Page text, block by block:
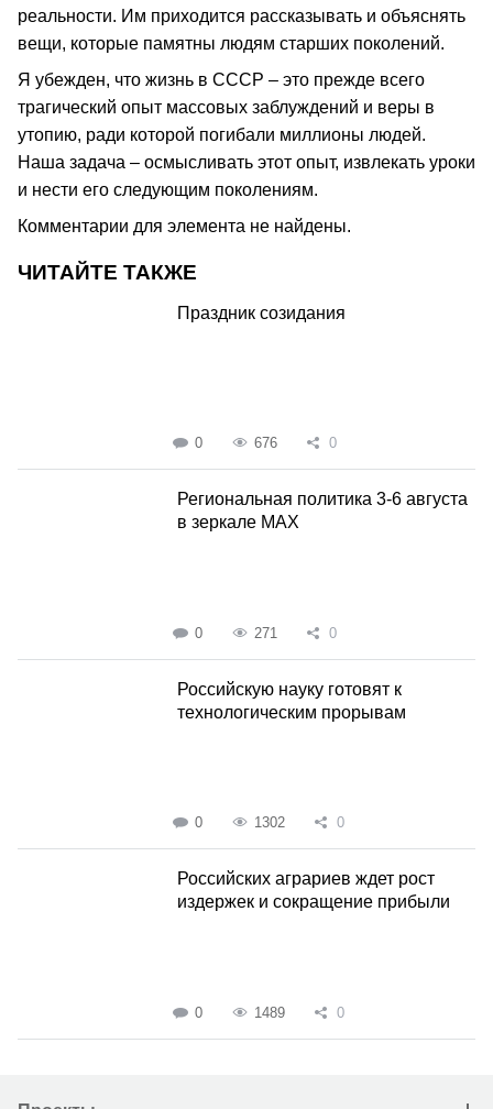
реальности. Им приходится рассказывать и объяснять
вещи, которые памятны людям старших поколений.
Я убежден, что жизнь в СССР – это прежде всего
трагический опыт массовых заблуждений и веры в
утопию, ради которой погибали миллионы людей.
Наша задача – осмысливать этот опыт, извлекать уроки
и нести его следующим поколениям.
Комментарии для элемента не найдены.
ЧИТАЙТЕ ТАКЖЕ
Праздник созидания
0 676 0
Региональная политика 3-6 августа
в зеркале MAX
0 271 0
Российскую науку готовят к
технологическим прорывам
0 1302 0
Российских аграриев ждет рост
издержек и сокращение прибыли
0 1489 0